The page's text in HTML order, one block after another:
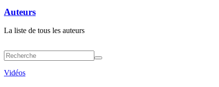
Auteurs
La liste de tous les auteurs
Vidéos